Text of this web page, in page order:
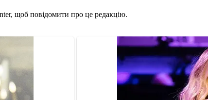
щоб повідомити про це редакцію.